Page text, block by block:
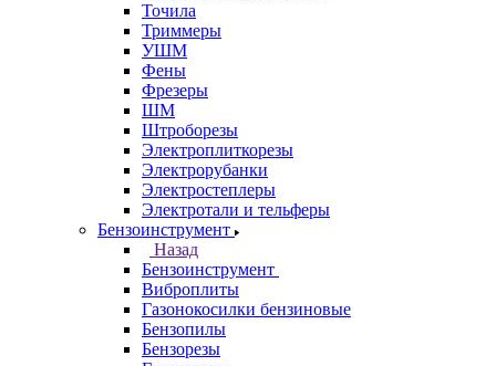
Точила
Триммеры
УШМ
Фены
Фрезеры
ШМ
Штроборезы
Электроплиткорезы
Электрорубанки
Электростеплеры
Электротали и тельферы
Бензоинструмент
Назад
Бензоинструмент
Виброплиты
Газонокосилки бензиновые
Бензопилы
Бензорезы